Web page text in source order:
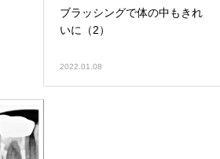
ブラッシングで体の中もきれ
いに（2）
2022.01.08